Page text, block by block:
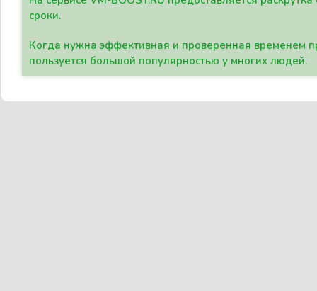
сроки.
Когда нужна эффективная и проверенная временем
пользуется большой популярностью у многих людей.